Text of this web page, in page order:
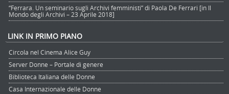
“Ferrara. Un seminario sugli Archivi femministi” di Paola De Ferrari [in Il
Mondo degli Archivi – 23 Aprile 2018]
LINK IN PRIMO PIANO
Circola nel Cinema Alice Guy
Server Donne – Portale di genere
Biblioteca Italiana delle Donne
Casa Internazionale delle Donne